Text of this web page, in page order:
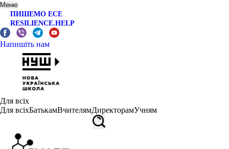
Меню
ПИШЕМО ЕСЕ
RESILIENCE.HELP
Напишіть нам
Для всіх
Для всіхБатькамВчителямДиректорамУчням